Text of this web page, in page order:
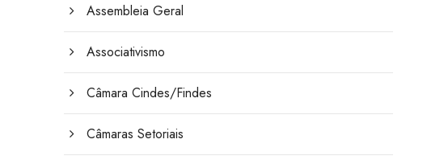
Assembleia Geral
Associativismo
Câmara Cindes/Findes
Câmaras Setoriais